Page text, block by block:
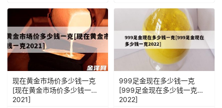
现在黄金市场价多少钱一克
[现在黄金市场价多少钱一克
2021]
999足金现在多少钱一克
[999足金现在多少钱一克
2022]